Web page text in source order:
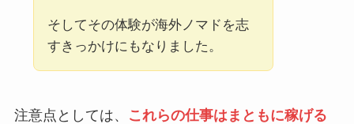
そしてその体験が海外ノマドを志
すきっかけにもなりました。
注意点としては、
これらの仕事はまともに稼げる